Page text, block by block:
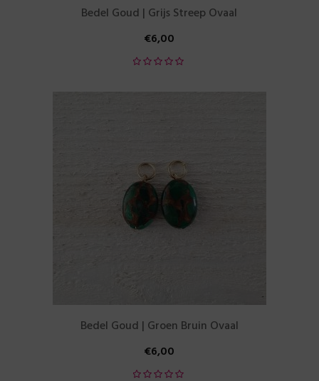
Bedel Goud | Grijs Streep Ovaal
€6,00
Bedel Goud | Groen Bruin Ovaal
€6,00